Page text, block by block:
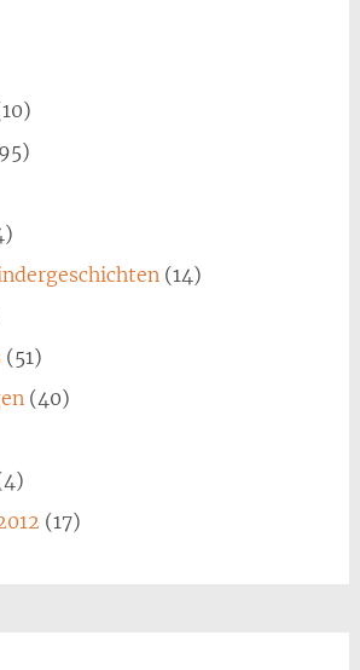
(14)
(51)
(40)
(17)